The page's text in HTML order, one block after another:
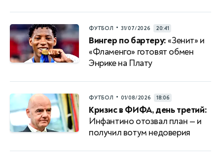
ФУТБОЛ • 31/07/2026 20:41
Вингер по бартеру:«Зенит» и
«Фламенго» готовят обмен
Энрике на Плату
ФУТБОЛ • 01/08/2026 18:06
Кризис в ФИФА, день третий:
Инфантино отозвал план — и
получил вотум недоверия